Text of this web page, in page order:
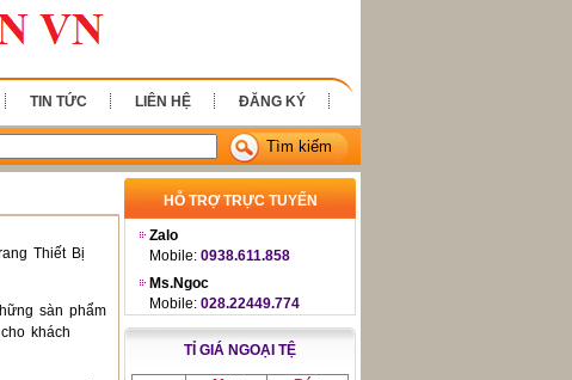
TIN TỨC LIÊN HỆ ĐĂNG KÝ
Tìm kiếm
Thiết Bị
sàn phẩm
khách
HỖ TRỢ TRỰC TUYẾN
Zalo
Mobile: 0938.611.858
Ms.Ngoc
Mobile: 028.22449.774
TỈ GIÁ NGOẠI TỆ